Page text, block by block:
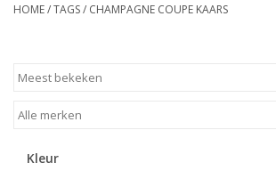
Tafelhaarden
Kaarsenhouders
LED Kaarsen
HOME/TAGS/ CHAMPAGNE COUPE KAARS
Kleur